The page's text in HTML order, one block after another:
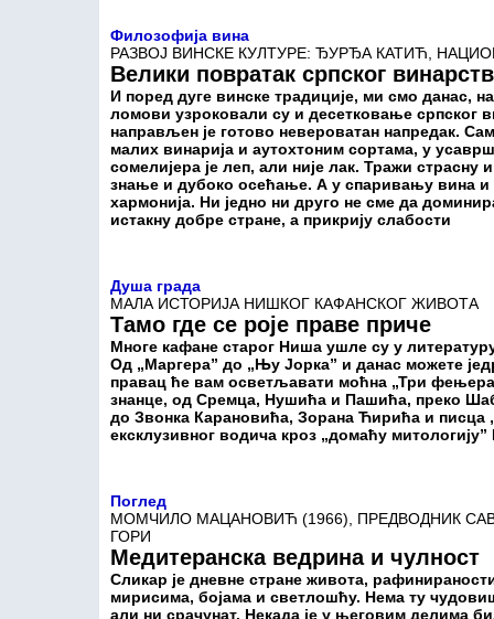
Филозофија вина
РАЗВОЈ ВИНСКЕ КУЛТУРЕ: ЂУРЂА КАТИЋ,
Велики повратак српског
И поред дуге винске традиције, ми смо данас,
ломови узроковали су и десетковање српског
направљен је готово невероватан напредак.
малих винарија и аутохтоним сортама, у
сомелијера је леп, али није лак. Тражи
знање и дубоко осећање. А у спаривању вина и
хармонија. Ни једно ни друго не сме да
истакну добре стране, а прикрију слабости
Душа града
МАЛА ИСТОРИЈА НИШКОГ КАФАНСКОГ ЖИВОТА
Тамо где се роје праве приче
Многе кафане старог Ниша ушле су у
Од „Маргера” до „Њу Јорка” и данас можете
правац ће вам осветљавати моћна „Три
знанце, од Сремца, Нушића и Пашића, преко
до Звонка Карановића, Зорана Ћирића и писца
ексклузивног водича кроз „домаћу
Поглед
МОМЧИЛО МАЦАНОВИЋ (1966), ПРЕДВОДНИК
ГОРИ
Медитеранска ведрина и чулност
Сликар је дневне стране живота,
мирисима, бојама и светлошћу. Нема ту
али ни срачунат. Некада је у његовим делима